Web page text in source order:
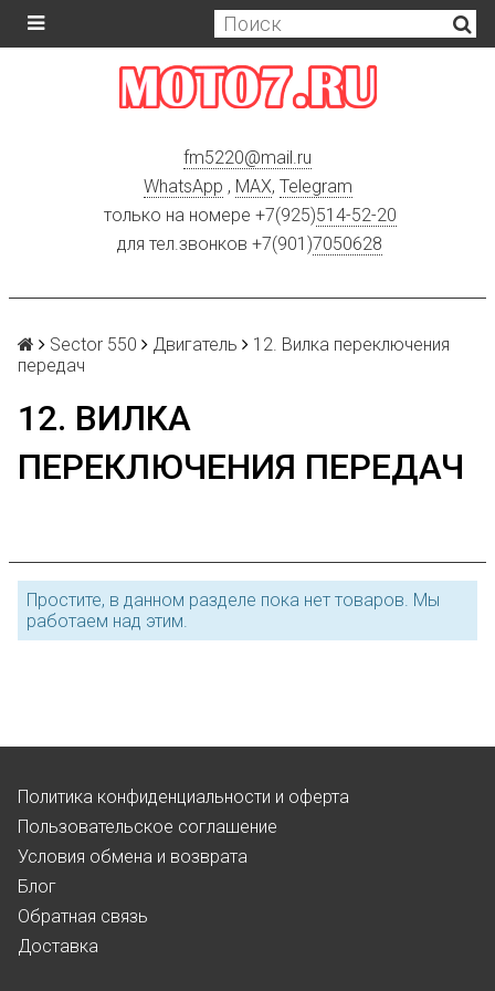
fm5220@mail.ru
WhatsApp , MAX, Telegram
только на номере +7(925)514-52-20
для тел.звонков +7(901)7050628
Sector 550 Двигатель
12. Вилка переключения
передач
12. ВИЛКА
ПЕРЕКЛЮЧЕНИЯ ПЕРЕДАЧ
Простите, в данном разделе пока нет товаров. Мы
работаем над этим.
Политика конфиденциальности и оферта
Пользовательское соглашение
Условия обмена и возврата
Блог
Обратная связь
Доставка